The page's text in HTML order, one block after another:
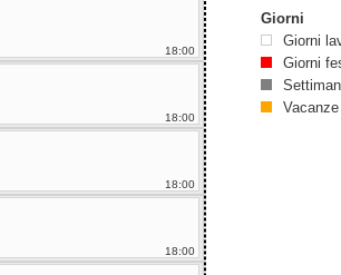
18:00
18:00
18:00
18:00
Giorni
Giorni
Giorni
Vacanze